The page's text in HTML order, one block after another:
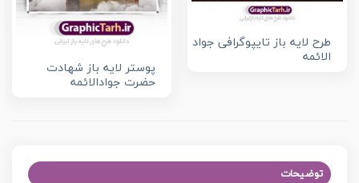
طرح لایه باز تایپوگرافی جواد
الائمه
پوستر لایه باز شهادت
حضرت جوادالائمه
توضیحات